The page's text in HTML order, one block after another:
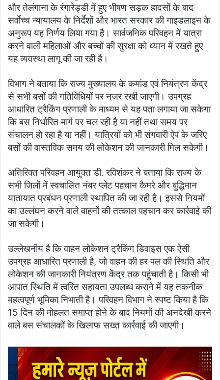
और तेलंगाना के रंगारेड्डी में हुए भीषण सड़क हादसों के बाद
सर्वाेच्च न्यायालय के निर्देशों और भारत सरकार की गाइडलाइन के
अनुरूप यह निर्णय लिया गया है। सार्वजनिक परिवहन में यात्रा
करने वाली महिलाओं और बच्चों की सुरक्षा को ध्यान में रखते हुए
यह व्यवस्था लागू की जा रही है।
विभाग ने बताया कि राज्य मुख्यालय के कमांड एवं नियंत्रण केंद्र
से सभी बसों की गतिविधियों पर नजर रखी जाएगी। उपग्रह
आधारित ट्रैकिंग प्रणाली के माध्यम से यह पता लगाया जा सकेगा
कि बस निर्धारित मार्ग पर चल रही है या नहीं तथा समय पर
संचालन हो रहा है या नहीं। यात्रियों को भी संगवारी ऐप के जरिए
बसों की वास्तविक समय की लोकेशन की जानकारी मिल सकेगी।
अतिरिक्त परिवहन आयुक्त डी. रविशंकर ने बताया कि राज्य के
सभी जिलों में स्वचालित नंबर प्लेट पहचान कैमरे और बुद्धिमान
यातायात प्रबंधन प्रणाली स्थापित की जा रही है। इससे नियमों
का उल्लंघन करने वाले वाहनों की तत्काल पहचान कर कार्रवाई की
जा सकेगी।
उल्लेखनीय है कि वाहन लोकेशन ट्रैकिंग डिवाइस एक ऐसी
उपग्रह आधारित प्रणाली है, जो वाहन की हर पल की स्थिति और
लोकेशन की जानकारी नियंत्रण केंद्र तक पहुंचाती है। किसी भी
आपात स्थिति में त्वरित सहायता उपलब्ध कराने में यह तकनीक
महत्वपूर्ण भूमिका निभाती है। परिवहन विभाग ने स्पष्ट किया है कि
15 दिन की मोहलत समाप्त होने के बाद नियमों की अनदेखी करने
वाले बस संचालकों के खिलाफ सख्त कार्रवाई की जाएगी।